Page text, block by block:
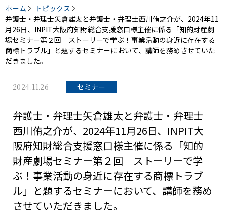
ホーム
トピックス
弁護士・弁理士矢倉雄太と弁護士・弁理士西川侑之介が、2024年11
月26日、INPIT大阪府知財総合支援窓口様主催に係る「知的財産劇
場セミナー第２回 ストーリーで学ぶ！事業活動の⾝近に存在する
商標トラブル」と題するセミナーにおいて、講師を務めさせていた
だきました。
2024.11.26 セミナー
弁護士・弁理士矢倉雄太と弁護士・弁理士
西川侑之介が、2024年11月26日、INPIT大
阪府知財総合支援窓口様主催に係る「知的
財産劇場セミナー第２回 ストーリーで学
ぶ！事業活動の⾝近に存在する商標トラブ
ル」と題するセミナーにおいて、講師を務め
させていただきました。